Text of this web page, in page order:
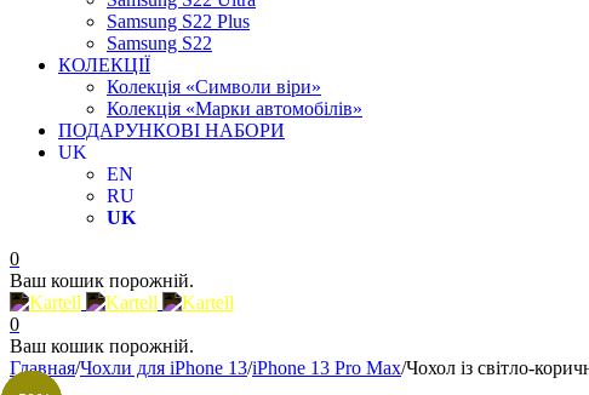
Samsung S22 Plus
Samsung S22
КОЛЕКЦІЇ
Колекція «Символи віри»
Колекція «Марки автомобілів»
ПОДАРУНКОВІ НАБОРИ
UK
EN
RU
UK
0
Ваш кошик порожній.
0
Ваш кошик порожній.
Главная/Чохли для iPhone 13/iPhone 13 Pro Max/Чохол із світло-